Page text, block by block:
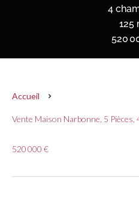
4
125
520
Accueil
Vente Maison Narbonne, 5 Pièces,
520 000 €